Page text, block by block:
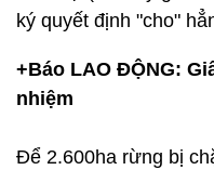
ký quyết định "cho"
+Báo LAO ĐỘNG:
nhiệm
Để 2.600ha rừng bị